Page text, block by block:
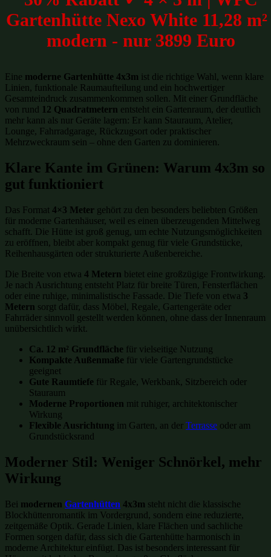
Gartenhütte Nexo White 11,28 m²
modern - nur 3899 Euro
Eine moderne Gartenhütte 4x3m ist die richtige Wahl, wenn klare
Linien, funktionale Raumaufteilung und ein hochwertiger
Gesamteindruck zusammenkommen sollen. Mit einer Grundfläche
von rund 12 Quadratmetern entsteht ein Gartenraum, der deutlich
mehr kann als nur Geräte lagern: Er kann Stauraum, Atelier,
Lounge, Fahrradgarage, Rückzugsort oder praktischer
Mehrzweckraum sein – ohne den Garten zu dominieren.
Klare Kante im Grünen: Warum 4x3m so
gut funktioniert
Das Format 4×3 Meter gehört zu den besonders beliebten Größen
für moderne Gartenhäuser, weil es einen überzeugenden Mittelweg
schafft. Die Hütte ist groß genug, um echte Nutzungsmöglichkeiten
zu eröffnen, bleibt aber kompakt genug für viele Grundstücke,
Reihenhausgärten oder strukturierte Außenbereiche.
Die Breite von etwa 4 Metern bietet eine großzügige Frontwirkung.
Je nach Ausrichtung entsteht Platz für breite Türen, Fensterflächen
oder eine ruhige, minimalistische Fassade. Die Tiefe von etwa 3
Metern sorgt dafür, dass Möbel, Regale, Gartengeräte oder
Fahrräder sinnvoll gestellt werden können, ohne dass der Innenraum
unübersichtlich wirkt.
Ca. 12 m² Grundfläche für vielseitige Nutzung
Kompakte Außenmaße für viele Gartengrundstücke
geeignet
Gute Raumtiefe für Regale, Werkbank, Sitzbereich oder
Stauraum
Moderne Proportionen mit ruhiger, architektonischer
Wirkung
Flexible Ausrichtung im Garten, an der Terrasse oder am
Grundstücksrand
Moderner Stil: Weniger Schnörkel, mehr
Wirkung
Bei modernen Gartenhütten 4x3m steht nicht die klassische
Blockhüttenromantik im Vordergrund, sondern eine reduzierte,
zeitgemäße Optik. Gerade Linien, klare Flächen und sachliche
Formen sorgen dafür, dass sich die Gartenhütte harmonisch in
moderne Architektur einfügt. Das ist besonders interessant für